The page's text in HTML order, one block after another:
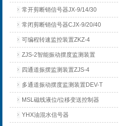
常开剪断销信号器JX-9/14/30
常闭剪断销信号器CJX-9/20/40
可编程转速监控装置ZKZ-4
ZJS-2智能振动摆度监测装置
四通道振摆监测装置ZJS-4
多通道振动摆度监测装置DEV-T
MSL磁线液位/位移变送控制器
YHX油混水信号器